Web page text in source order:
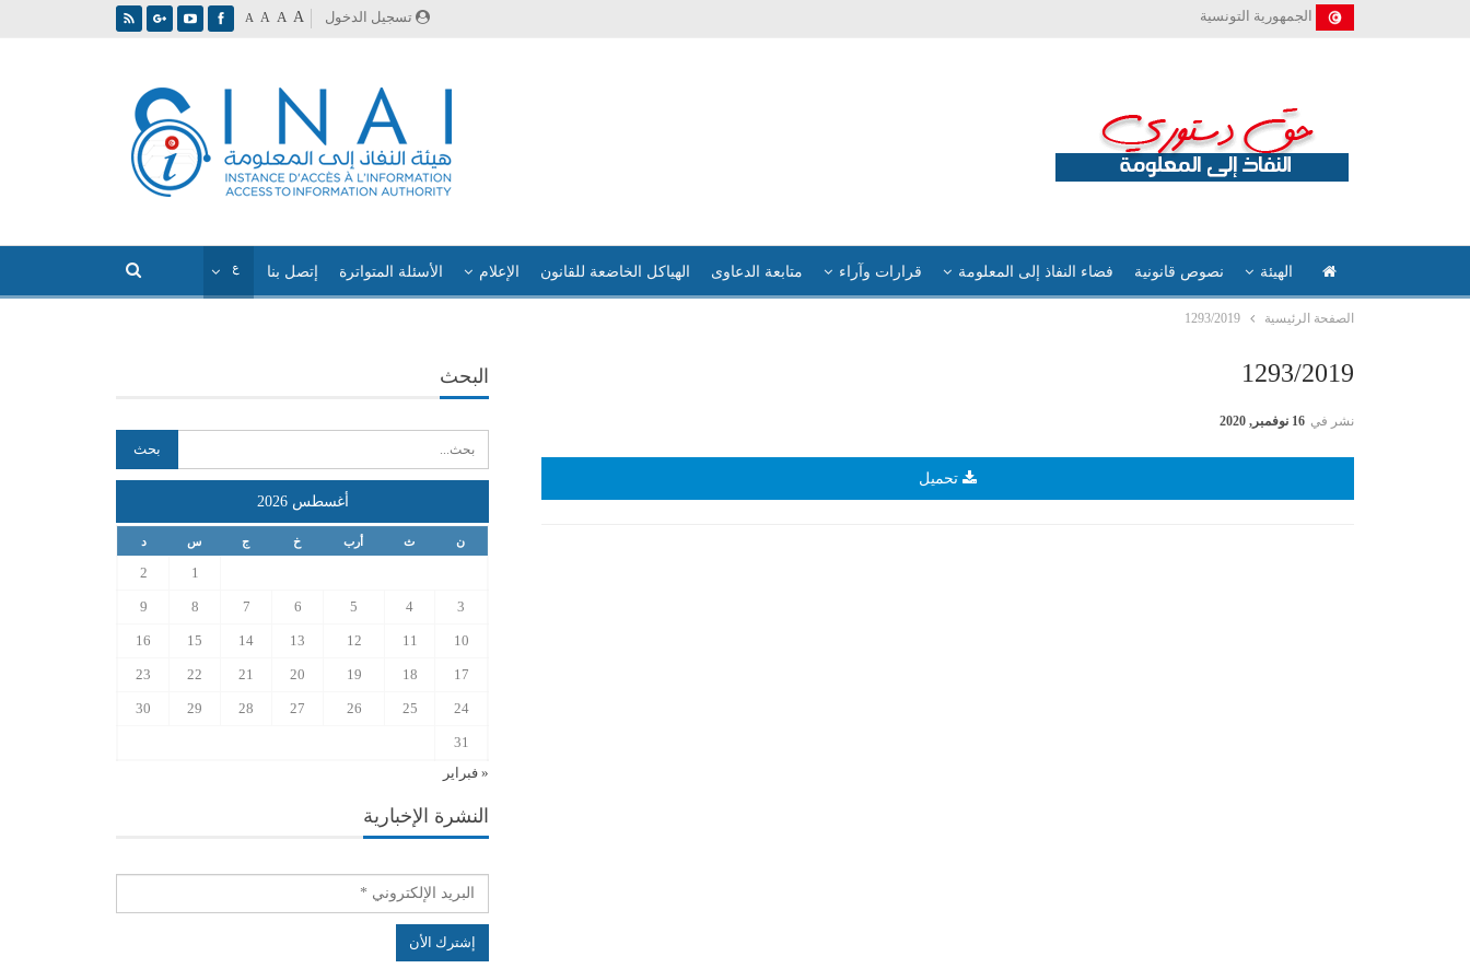
تسجيل الدخول A A A A الجمهورية التونسية
الهيئة نصوص قانونية فضاء النفاذ إلى المعلومة قرارات وآراء متابعة الدعاوى الهياكل الخاضعة للقانون الإعلام الأسئلة المتواترة إتصل بنا
الصفحة الرئيسية 1293/2019
1293/2019
نشر في 16 نوفمبر, 2020
تحميل
البحث
أغسطس 2026
ن ث أرب خ ج س د
1
2
3
4
5
6
7
8
9
10
11
12
13
14
15
16
17
18
19
20
21
22
23
24
25
26
27
28
29
30
31
« فبراير
النشرة الإخبارية